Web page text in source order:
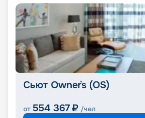
Сьют Owner`s (OS)
от 554 367 ₽ /чел